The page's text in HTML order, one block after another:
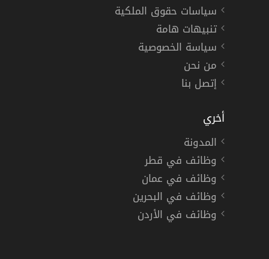
سياسات حقوق الملكية
تنبيهات هامة
سياسة الخصوصية
من نحن
إتصل بنا
أخري
المدونة
وظائف في قطر
وظائف في عمان
وظائف في البحرين
وظائف في الأردن